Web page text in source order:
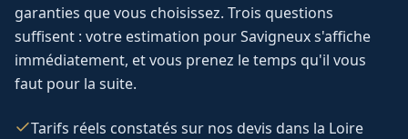
garanties que vous choisissez. Trois questions
suffisent : votre estimation pourSavigneuxs'affiche
immédiatement, et vous prenez le temps qu'il vous
faut pour la suite.
Tarifs réels constatés sur nos devis dans la Loire